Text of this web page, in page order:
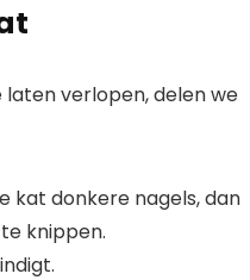
laten verlopen, delen we
kat donkere nagels, dan
knippen.